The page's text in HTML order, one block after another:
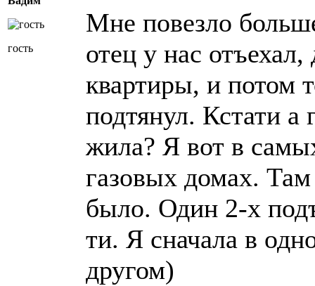
гость
Мне повезло
отец у нас
квартиры, и потом
подтянул. Кстати а
жила? Я вот в
газовых домах.
было. Один 2-х
ти. Я сначала в
другом)